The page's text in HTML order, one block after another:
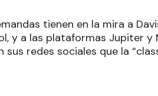
tienen en la mira a
y a las plataformas Jupiter y
redes sociales que la